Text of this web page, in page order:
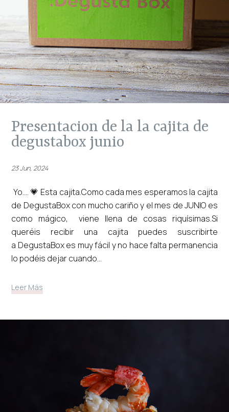
presentacion de la la cajita de
degustabox junio
23 Jun, 2024
Yo.... 💗 Esta cajita.Como cada mes esperamos la cajita
de DegustaBox con mucho cariño y el mes de JUNIO es
como mágico, viene llena de cosas riquísimas.Si
queréis recibir una cajita puedes suscribirte
a DegustaBox es muy fácil y no hace falta permanencia
lo podéis dejar cuando...
Leer Más